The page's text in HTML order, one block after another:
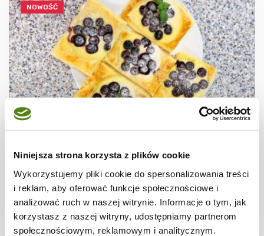
Niniejsza strona korzysta z plików cookie
Wykorzystujemy pliki cookie do spersonalizowania treści
i reklam, aby oferować funkcje społecznościowe i
analizować ruch w naszej witrynie. Informacje o tym, jak
korzystasz z naszej witryny, udostępniamy partnerom
społecznościowym, reklamowym i analitycznym.
NOWOŚĆ
Ciastka francuskie z borówkami + film
30 min. 1531 kcal 8